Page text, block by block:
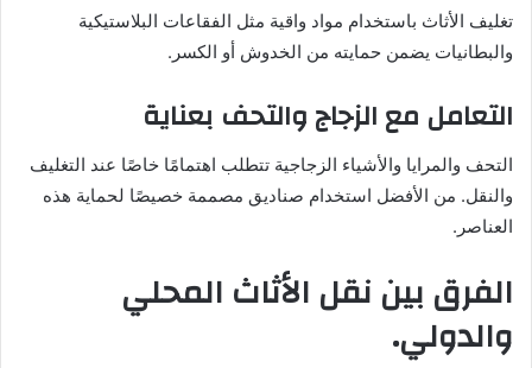
تغليف الأثاث باستخدام مواد واقية مثل الفقاعات البلاستيكية
والبطانيات يضمن حمايته من الخدوش أو الكسر.
التعامل مع الزجاج والتحف بعناية
التحف والمرايا والأشياء الزجاجية تتطلب اهتمامًا خاصًا عند التغليف
والنقل. من الأفضل استخدام صناديق مصممة خصيصًا لحماية هذه
العناصر.
الفرق بين نقل الأثاث المحلي
والدولي.